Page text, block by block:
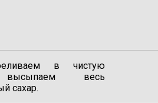
в чистую
весь
сахар.